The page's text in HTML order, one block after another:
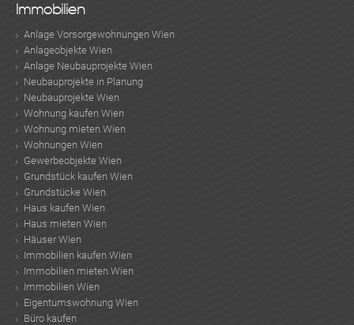
Immobilien
Anlage Vorsorgewohnungen Wien
Anlageobjekte Wien
Anlage Neubauprojekte Wien
Neubauprojekte in Planung
Neubauprojekte Wien
Wohnung kaufen Wien
Wohnung mieten Wien
Wohnungen Wien
Gewerbeobjekte Wien
Grundstück kaufen Wien
Grundstücke Wien
Haus kaufen Wien
Haus mieten Wien
Häuser Wien
Immobilien kaufen Wien
Immobilien mieten Wien
Immobilien Wien
Eigentumswohnung Wien
Büro kaufen